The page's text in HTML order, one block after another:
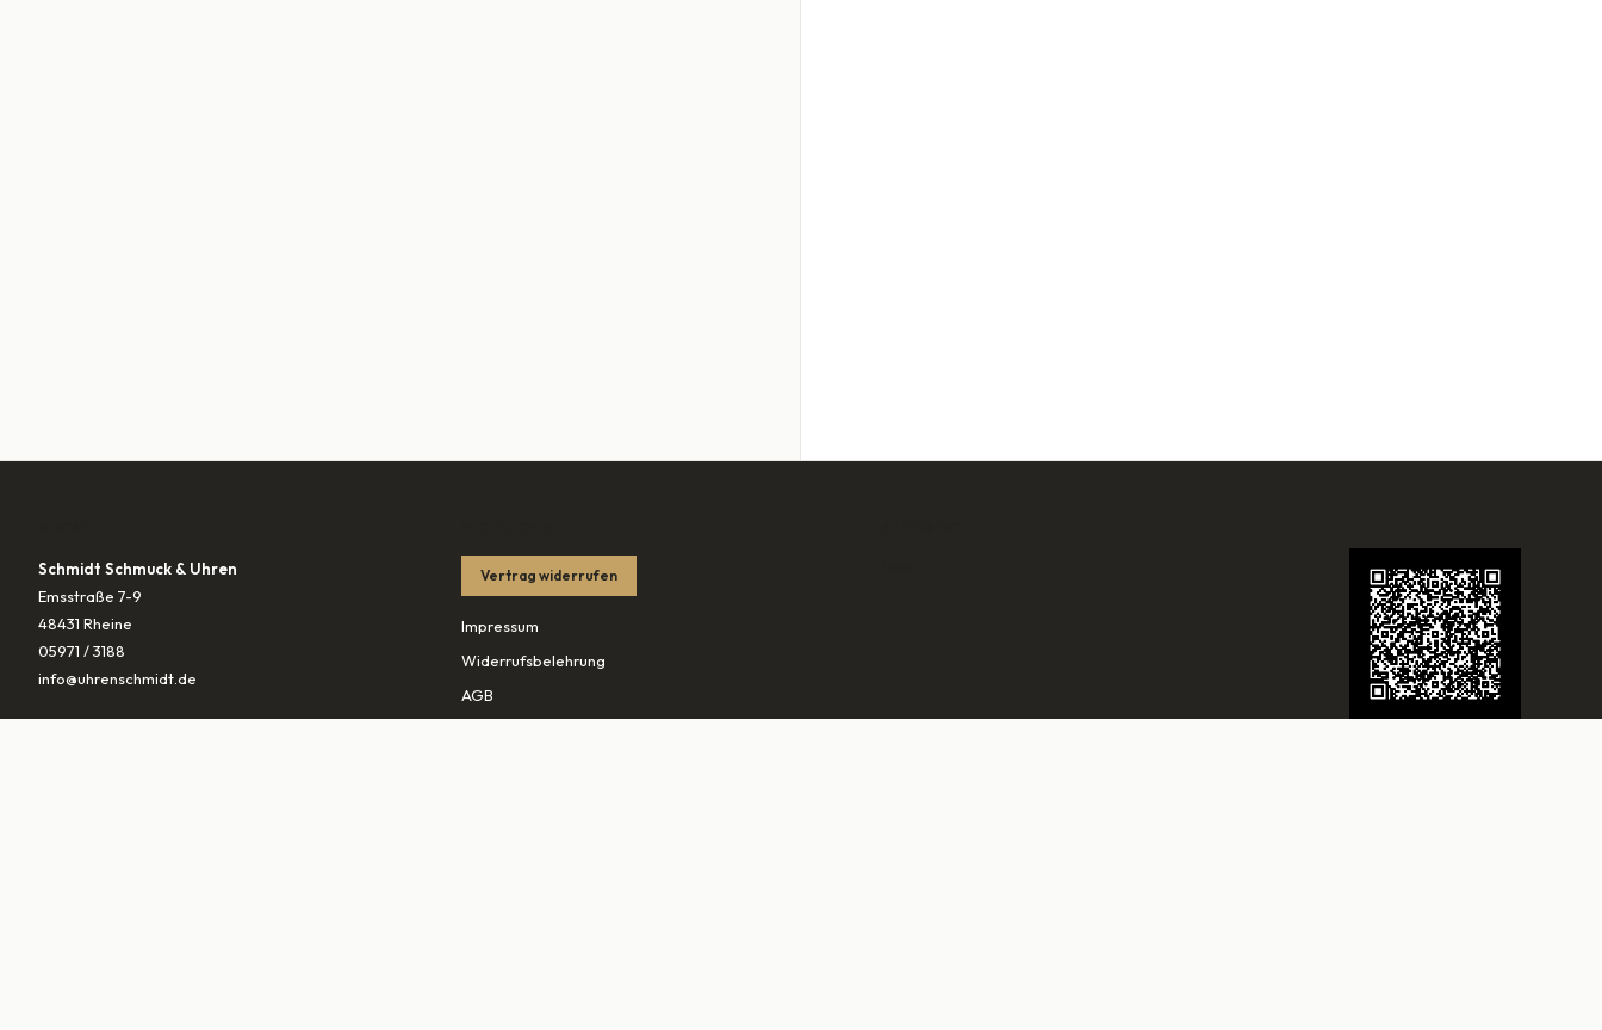
Schmidt Schmuck & Uhren
Emsstraße 7-9
48431 Rheine
05971 / 3188
info@uhrenschmidt.de
Vertrag widerrufen
Impressum
Widerrufsbelehrung
AGB